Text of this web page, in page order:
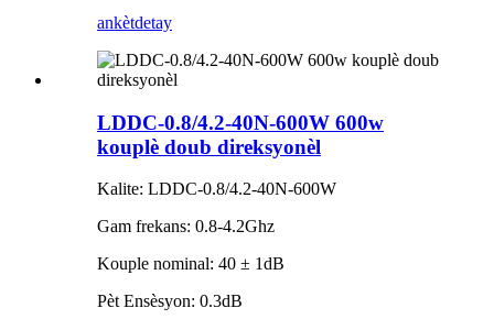
ankètdetay
LDDC-0.8/4.2-40N-600W 600w
kouplè doub direksyonèl
Kalite: LDDC-0.8/4.2-40N-600W
Gam frekans: 0.8-4.2Ghz
Kouple nominal: 40 ± 1dB
Pèt Ensèsyon: 0.3dB